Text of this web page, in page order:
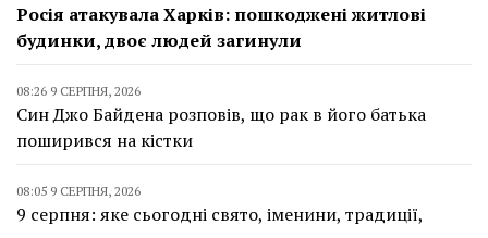
Росія атакувала Харків: пошкоджені житлові
будинки, двоє людей загинули
08:26 9 СЕРПНЯ, 2026
Син Джо Байдена розповів, що рак в його батька
поширився на кістки
08:05 9 СЕРПНЯ, 2026
9 серпня: яке сьогодні свято, іменини, традиції,